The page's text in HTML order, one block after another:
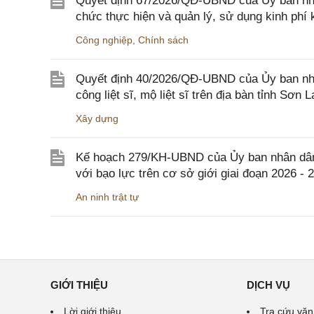
chức thực hiện và quản lý, sử dụng kinh phí
Công nghiệp Chính sách
Quyết định 40/2026/QĐ-UBND của Ủy ban
công liệt sĩ, mộ liệt sĩ trên địa bàn tỉnh Sơn
Xây dựng
Kế hoạch 279/KH-UBND của Ủy ban nhân
với bạo lực trên cơ sở giới giai đoạn 2026 -
An ninh trật tự
GIỚI THIỆU
Lời giới thiệu
DỊCH VỤ
Tra cứu